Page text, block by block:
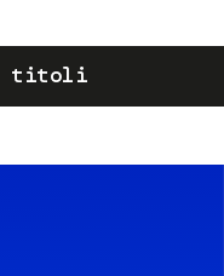
titoli